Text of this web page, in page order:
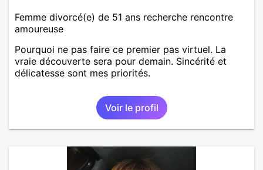
Femme divorcé(e) de 51 ans recherche rencontre
amoureuse
Pourquoi ne pas faire ce premier pas virtuel. La
vraie découverte sera pour demain. Sincérité et
délicatesse sont mes priorités.
Voir le profil